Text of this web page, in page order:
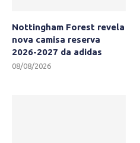
Nottingham Forest revela
nova camisa reserva
2026-2027 da adidas
08/08/2026